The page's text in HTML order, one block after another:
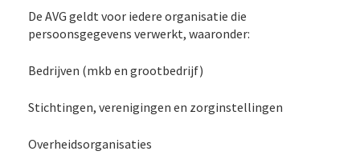
De AVG geldt voor iedere organisatie die
persoonsgegevens verwerkt, waaronder:
Bedrijven (mkb en grootbedrijf)
Stichtingen, verenigingen en zorginstellingen
Overheidsorganisaties